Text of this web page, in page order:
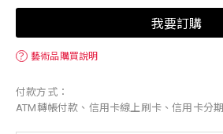
我要訂購
？ 藝術品購買說明
付款方式：
ATM轉帳付款、信用卡線上刷卡、信用卡分期